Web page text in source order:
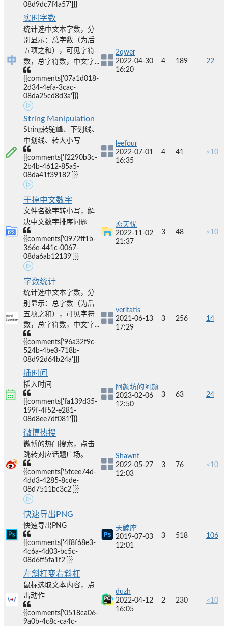
08d9dc7f4a57']}}
实时字数
统计选中文本字数，分
别显示：总字数（为后
五项之和），可见字符
数，总字符数，中文字...
{{comments['07a1d018-
2d34-4efa-3cac-
08da25cd8d3a']}}
2qwer
2022-04-30
16:20
4 189 22
String Manipulation
String转驼峰、下划线、
中划线、转大小写
{{comments['f2290b3c-
2b4b-4612-85a5-
08da41f39182']}}
leefour
2022-07-01
16:35
4 41 <10
干掉中文数字
文件名数字转小写，解
决中文数字排序问题
{{comments['0972ff1b-
366e-441c-0067-
08da6ab12139']}}
恋天忧
2022-11-02
21:37
3 48 <10
字数统计
统计选中文本字数，分
别显示：总字数（为后
五项之和），可见字符
数，总字符数，中文字...
{{comments['96a32f9c-
524b-4be3-718b-
08d92d64b24a']}}
veritatis
2021-06-13
17:29
3 256 14
插时间
插入时间
{{comments['fa139d35-
199f-4f52-e281-
08d8ee7df081']}}
阿颜坊的阿颜
2023-02-06
12:50
3 63 24
微博热搜
微博的热门搜索，点击
跳转对应话题广场。
{{comments['5fcee74d-
4dd3-4285-8cde-
08d7511bc3c2']}}
Shawnt
2022-05-27
12:03
3 76 <10
快速导出PNG
快速导出PNG
{{comments['4f8f68e3-
4c6a-4d03-bc5c-
08d6ff5fa1f2']}}
天鲸座
2019-07-03
12:01
3 518 106
左斜杠变右斜杠
鼠标选取文本内容，点
击动作
{{comments['0518ca06-
9a0b-4c8c-ca4c-
duzh
2022-04-12
16:05
2 230 <10